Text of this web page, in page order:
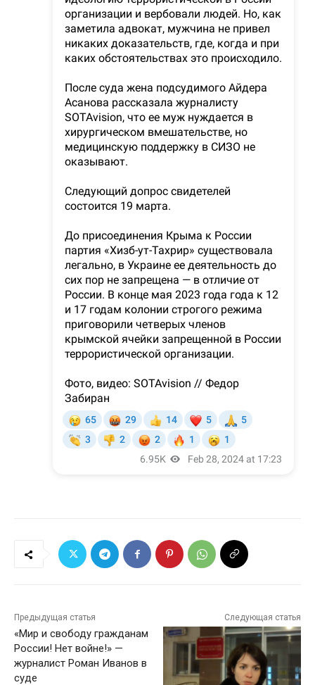
Предыдущая статья
«Мир и свободу гражданам
России! Нет войне!» —
журналист Роман Иванов в
суде
Следующая статья